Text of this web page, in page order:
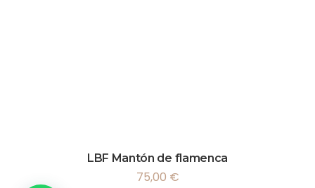
LBF Mantón de flamenca
75,00 €